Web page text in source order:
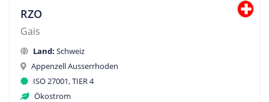
RZO
Gais
Land: Schweiz
Appenzell Ausserrhoden
ISO 27001, TIER 4
Ökostrom